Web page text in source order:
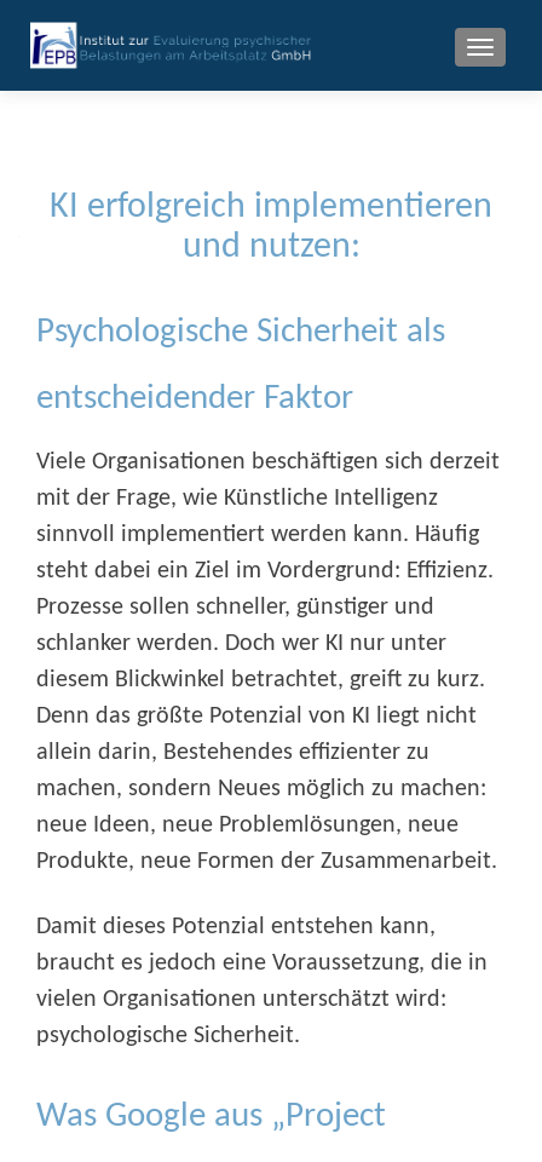
MENU
KI erfolgreich implementieren
und nutzen:
Psychologische Sicherheit als
entscheidender Faktor
Viele Organisationen beschäftigen sich derzeit
mit der Frage, wie Künstliche Intelligenz
sinnvoll implementiert werden kann. Häufig
steht dabei ein Ziel im Vordergrund: Effizienz.
Prozesse sollen schneller, günstiger und
schlanker werden. Doch wer KI nur unter
diesem Blickwinkel betrachtet, greift zu kurz.
Denn das größte Potenzial von KI liegt nicht
allein darin, Bestehendes effizienter zu
machen, sondern Neues möglich zu machen:
neue Ideen, neue Problemlösungen, neue
Produkte, neue Formen der Zusammenarbeit.
Damit dieses Potenzial entstehen kann,
braucht es jedoch eine Voraussetzung, die in
vielen Organisationen unterschätzt wird:
psychologische Sicherheit.
Was Google aus „Project